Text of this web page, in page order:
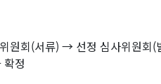
회(서류) → 선정 심사위원회(
정